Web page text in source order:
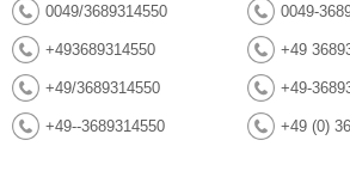
0049/3689314550 0049-
+493689314550 +49
+49/3689314550 +49-
+49--3689314550 +49 (0)